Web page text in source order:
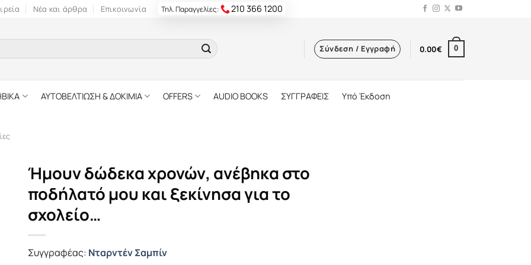
Νέα και άρθρα Επικοινωνία Τηλ. Παραγγελίες: 210 366 1200
Σύνδεση / Εγγραφή 0.00€ 0
ΑΥΤΟΒΕΛΤΙΩΣΗ & ΔΟΚΙΜΙΑ OFFERS AUDIO BOOKS ΣΥΓΓΡΑΦΕΙΣ Υπό Έκδοση
Ήμουν δώδεκα χρονών, ανέβηκα στο
ποδήλατό μου και ξεκίνησα για το
σχολείο…
Συγγραφέας: Νταρντέν Σαμπίν